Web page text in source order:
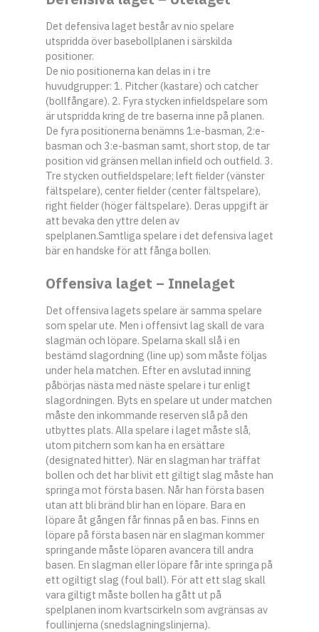
Det defensiva laget består av nio spelare
utspridda över basebollplanen i särskilda
positioner.
De nio positionerna kan delas in i tre
huvudgrupper: 1. Pitcher (kastare) och catcher
(bollfångare). 2. Fyra stycken infieldspelare som
är utspridda kring de tre baserna inne på planen.
De fyra positionerna benämns 1:e-basman, 2:e-
basman och 3:e-basman samt, short stop, de tar
position vid gränsen mellan infield och outfield. 3.
Tre stycken outfieldspelare; left fielder (vänster
fältspelare), center fielder (center fältspelare),
right fielder (höger fältspelare). Deras uppgift är
att bevaka den yttre delen av
spelplanen.Samtliga spelare i det defensiva laget
bär en handske för att fånga bollen.
Offensiva laget – Innelaget
Det offensiva lagets spelare är samma spelare
som spelar ute. Men i offensivt lag skall de vara
slagmän och löpare. Spelarna skall slå i en
bestämd slagordning (line up) som måste följas
under hela matchen. Efter en avslutad inning
påbörjas nästa med näste spelare i tur enligt
slagordningen. Byts en spelare ut under matchen
måste den inkommande reserven slå på den
utbyttes plats. Alla spelare i laget måste slå,
utom pitchern som kan ha en ersättare
(designated hitter). När en slagman har träffat
bollen och det har blivit ett giltigt slag måste han
springa mot första basen. Når han första basen
utan att bli bränd blir han en löpare. Bara en
löpare åt gången får finnas på en bas. Finns en
löpare på första basen när en slagman kommer
springande måste löparen avancera till andra
basen. En slagman eller löpare får inte springa på
ett ogiltigt slag (foul ball). För att ett slag skall
vara giltigt måste bollen ha gått ut på
spelplanen inom kvartscirkeln som avgränsas av
foullinjerna (snedslagningslinjerna).